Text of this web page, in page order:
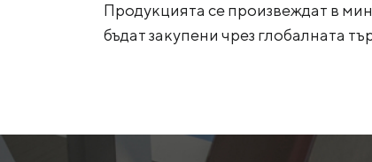
Продукцията се произвеждат в
бъдат закупени чрез глобалната